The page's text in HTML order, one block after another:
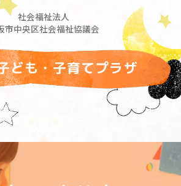
社会福祉法人
市中央区社会福祉協議会
ども・子育てプラザ